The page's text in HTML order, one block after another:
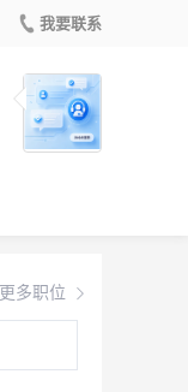
我要联系
更多职位